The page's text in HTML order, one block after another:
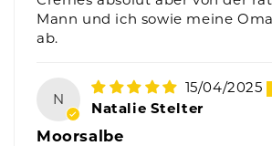
Mann und ich sowie meine
ab.
N
15/04/2025
Natalie Stelter
Moorsalbe